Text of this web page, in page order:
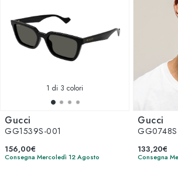
1 di 3 colori
Gucci
GG1539S-001
156,00€
Consegna Mercoledì 12 Agosto
Gucci
133,20€
Consegna